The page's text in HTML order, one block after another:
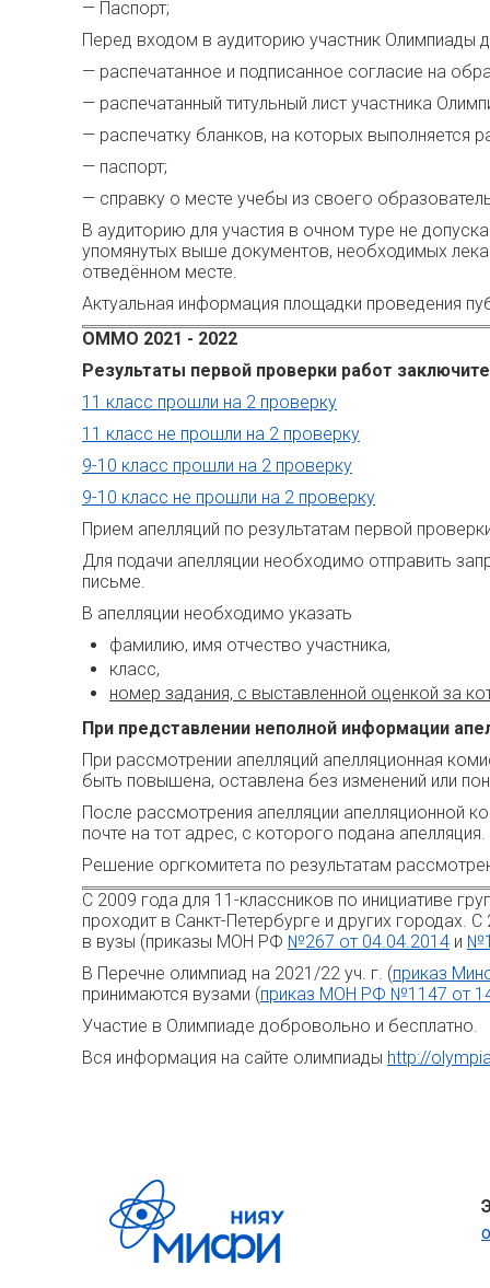
— Паспорт;
Перед входом в аудиторию участник Олимпиады
— распечатанное и подписанное согласие на
— распечатанный титульный лист участника
— распечатку бланков, на которых выполняется
— паспорт;
— справку о месте учебы из своего
В аудиторию для участия в очном туре не
упомянутых выше документов, необходимых
отведённом месте.
Актуальная информация площадки проведения
ОММО 2021 - 2022
Результаты первой проверки работ
11 класс прошли на 2 проверку
11 класс не прошли на 2 проверку
9-10 класс прошли на 2 проверку
9-10 класс не прошли на 2 проверку
Прием апелляций по результатам первой
Для подачи апелляции необходимо отправить
письме.
В апелляции необходимо указать
фамилию, имя отчество участника,
класс,
номер задания, с выставленной оценкой за
При представлении неполной информации
При рассмотрении апелляций апелляционная
быть повышена, оставлена без изменений или
После рассмотрения апелляции апелляционной
почте на тот адрес, с которого подана
Решение оргкомитета по результатам
С 2009 года для 11-классников по инициативе
проходит в Санкт-Петербурге и других
в вузы (приказы МОН РФ №267 от 04.04.2014 и
В Перечне олимпиад на 2021/22 уч. г. (приказ
принимаются вузами (приказ МОН РФ №1147 от
Участие в Олимпиаде добровольно и бесплатно.
Вся информация на сайте олимпиады http://